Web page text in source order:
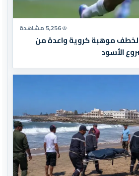
5,256 مشاهدة
موهبة كروية واعدة من
الأسود